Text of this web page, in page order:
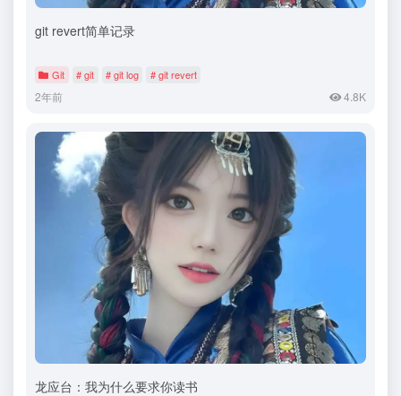
git revert简单记录
Git # git # git log # git revert
2年前 4.8K
龙应台：我为什么要求你读书